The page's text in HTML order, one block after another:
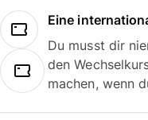
Eine
Du musst dir
den
machen, wenn